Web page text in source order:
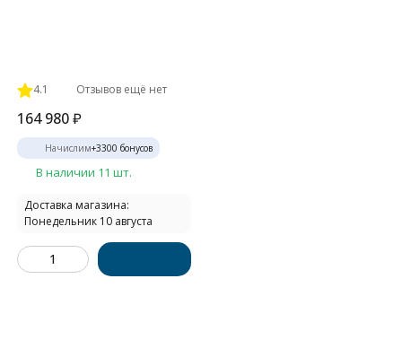
4.1 Отзывов ещё нет
164 980₽
Начислим+3300 бонусов
В наличии 11 шт.
Доставка магазина:
Понедельник 10 августа